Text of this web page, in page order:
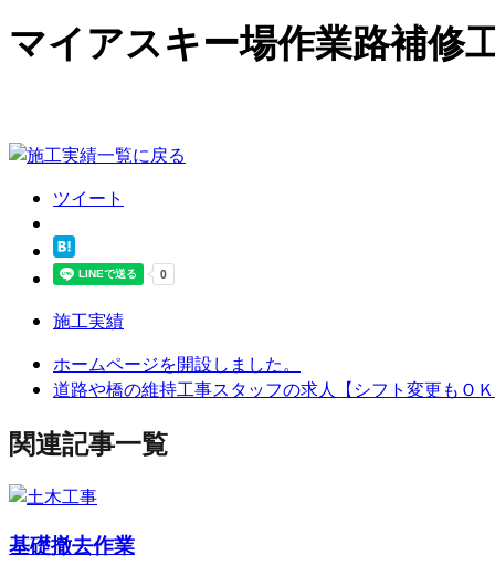
マイアスキー場作業路補修
ツイート
施工実績
ホームページを開設しました。
道路や橋の維持工事スタッフの求人【シフト変更もＯ
関連記事一覧
基礎撤去作業